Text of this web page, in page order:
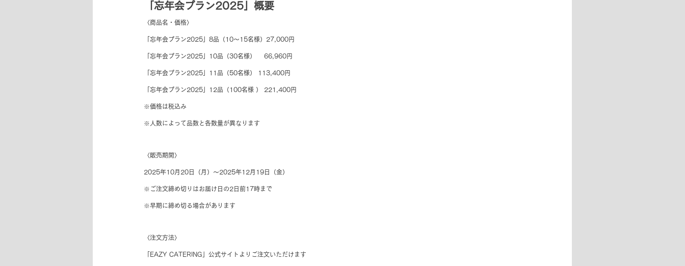
「忘年会プラン2025」概要
〈商品名・価格〉
「忘年会プラン2025」8品（10～15名様）27,000円
「忘年会プラン2025」10品（30名様）　 66,960円
「忘年会プラン2025」11品（50名様） 113,400円
「忘年会プラン2025」12品（100名様 ） 221,400円
※価格は税込み
※人数によって品数と各数量が異なります
〈販売期間〉
2025年10月20日（月）～2025年12月19日（金）
※ご注文締め切りはお届け日の2日前17時まで
※早期に締め切る場合があります
〈注文方法〉
「EAZY CATERING」公式サイトよりご注文いただけます